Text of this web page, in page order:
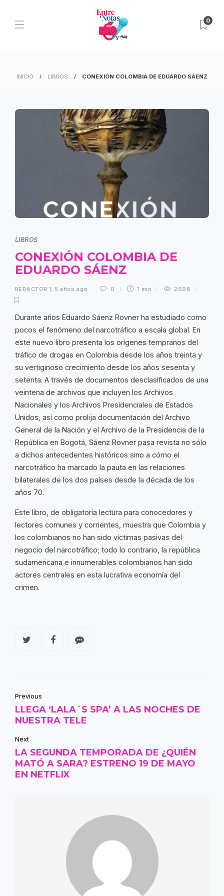
0
INICIO LIBROS CONEXIÓN COLOMBIA DE EDUARDO SÁENZ
LIBROS
CONEXIÓN COLOMBIA DE
EDUARDO SÁENZ
REDACTOR 1, 5 años ago 0 1 min 2698
Durante años Eduardo Sáenz Rovner ha estudiado como
pocos el fenómeno del narcotráfico a escala global. En
este nuevo libro presenta los orígenes tempranos del
tráfico de drogas en Colombia desde los años treinta y
su vertiginoso crecimiento desde los años sesenta y
setenta. A través de documentos desclasificados de una
veintena de archivos que incluyen los Archivos
Nacionales y los Archivos Presidenciales de Estados
Unidos, así como prolija documentación del Archivo
General de la Nación y el Archivo de la Presidencia de la
República en Bogotá, Sáenz Rovner pasa revista no sólo
a dichos antecedentes históricos sino a cómo el
narcotráfico ha marcado la pauta en las relaciones
bilaterales de los dos países desde la década de los
años 70.
Este libro, de obligatoria lectura para conocedores y
lectores comunes y corrientes, muestra que Colombia y
los colombianos no han sido víctimas pasivas del
negocio del narcotráfico; todo lo contrario, la república
sudamericana e innumerables colombianos han sido
actores centrales en esta lucrativa economía del
crimen.
Previous
LLEGA ‘LALA´S SPA’ A LAS NOCHES DE
NUESTRA TELE
Next
LA SEGUNDA TEMPORADA DE ¿QUIÉN
MATÓ A SARA? ESTRENO 19 DE MAYO
EN NETFLIX